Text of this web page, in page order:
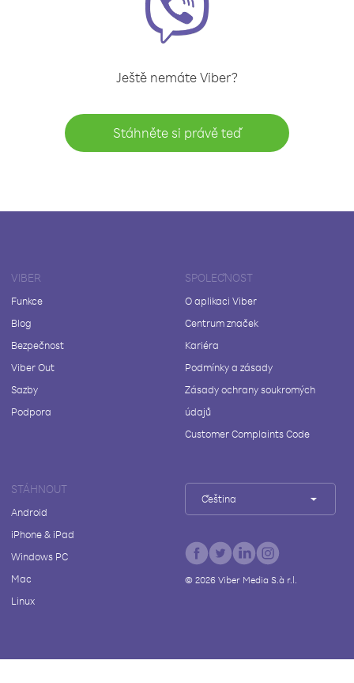
Ještě nemáte Viber?
Stáhněte si právě teď
VIBER
Funkce
Blog
Bezpečnost
Viber Out
Sazby
Podpora
SPOLEČNOST
O aplikaci Viber
Centrum značek
Kariéra
Podmínky a zásady
Zásady ochrany soukromých
údajů
Customer Complaints Code
STÁHNOUT
Android
iPhone & iPad
Windows PC
Mac
Linux
Čeština
© 2026Viber Media S.à r.l.